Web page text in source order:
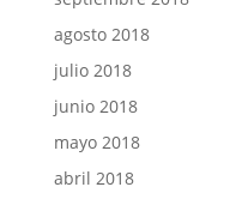
agosto 2018
julio 2018
junio 2018
mayo 2018
abril 2018